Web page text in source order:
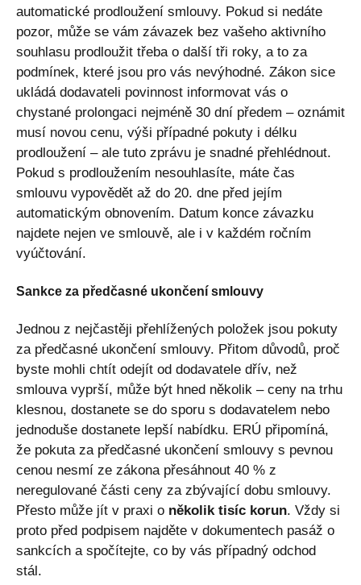
automatické prodloužení smlouvy. Pokud si nedáte
pozor, může se vám závazek bez vašeho aktivního
souhlasu prodloužit třeba o další tři roky, a to za
podmínek, které jsou pro vás nevýhodné. Zákon sice
ukládá dodavateli povinnost informovat vás o
chystané prolongaci nejméně 30 dní předem – oznámit
musí novou cenu, výši případné pokuty i délku
prodloužení – ale tuto zprávu je snadné přehlédnout.
Pokud s prodloužením nesouhlasíte, máte čas
smlouvu vypovědět až do 20. dne před jejím
automatickým obnovením. Datum konce závazku
najdete nejen ve smlouvě, ale i v každém ročním
vyúčtování.
Sankce za předčasné ukončení smlouvy
Jednou z nejčastěji přehlížených položek jsou pokuty
za předčasné ukončení smlouvy. Přitom důvodů, proč
byste mohli chtít odejít od dodavatele dřív, než
smlouva vyprší, může být hned několik – ceny na trhu
klesnou, dostanete se do sporu s dodavatelem nebo
jednoduše dostanete lepší nabídku. ERÚ připomíná,
že pokuta za předčasné ukončení smlouvy s pevnou
cenou nesmí ze zákona přesáhnout 40 % z
neregulované části ceny za zbývající dobu smlouvy.
Přesto může jít v praxi o několik tisíc korun. Vždy si
proto před podpisem najděte v dokumentech pasáž o
sankcích a spočítejte, co by vás případný odchod
stál.